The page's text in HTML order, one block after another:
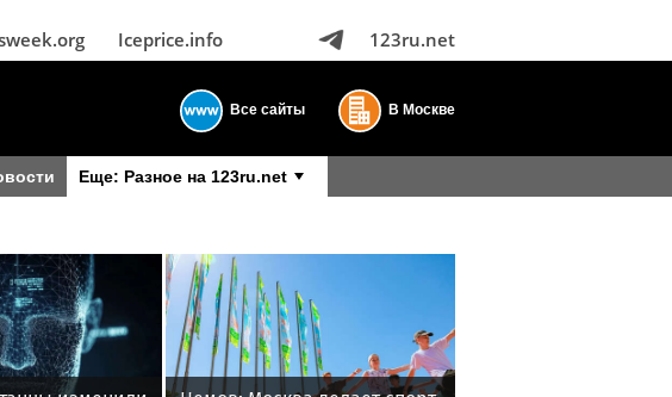
Iceprice.info 123ru.net
Все сайты В Москве
Еще: Разное на 123ru.net